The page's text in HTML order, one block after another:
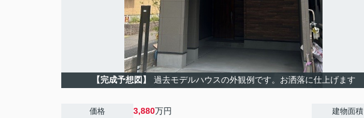
【完成予想図】 過去モデルハウスの外観例です。お洒落に仕上げます
価格 3,880万円 建物面積